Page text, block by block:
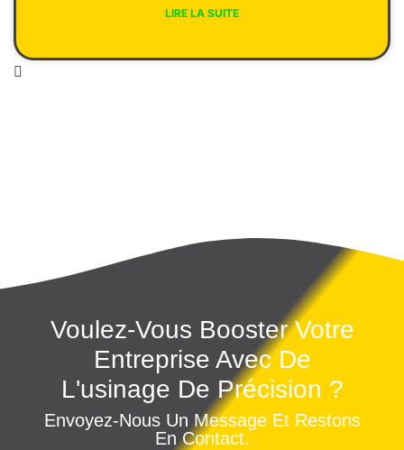
LIRE LA SUITE
Voulez-Vous Booster Votre
Entreprise Avec De
L'usinage De Précision ?
Envoyez-Nous Un Message Et Restons
En Contact.